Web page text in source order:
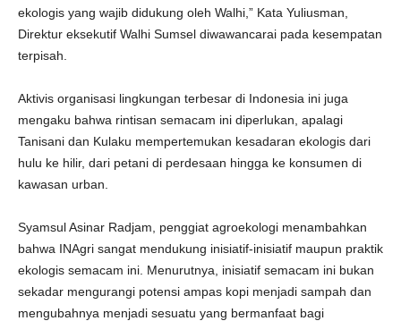
ekologis yang wajib didukung oleh Walhi,” Kata Yuliusman,
Direktur eksekutif Walhi Sumsel diwawancarai pada kesempatan
terpisah.
Aktivis organisasi lingkungan terbesar di Indonesia ini juga
mengaku bahwa rintisan semacam ini diperlukan, apalagi
Tanisani dan Kulaku mempertemukan kesadaran ekologis dari
hulu ke hilir, dari petani di perdesaan hingga ke konsumen di
kawasan urban.
Syamsul Asinar Radjam, penggiat agroekologi menambahkan
bahwa INAgri sangat mendukung inisiatif-inisiatif maupun praktik
ekologis semacam ini. Menurutnya, inisiatif semacam ini bukan
sekadar mengurangi potensi ampas kopi menjadi sampah dan
mengubahnya menjadi sesuatu yang bermanfaat bagi